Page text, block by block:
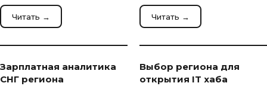
Читать → Читать →
Зарплатная аналитика
СНГ региона
Выбор региона для
открытия IT хаба